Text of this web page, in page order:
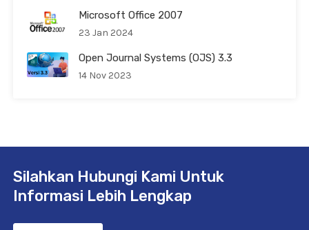
Microsoft Office 2007
23 Jan 2024
Open Journal Systems (OJS) 3.3
14 Nov 2023
Silahkan Hubungi Kami Untuk
Informasi Lebih Lengkap